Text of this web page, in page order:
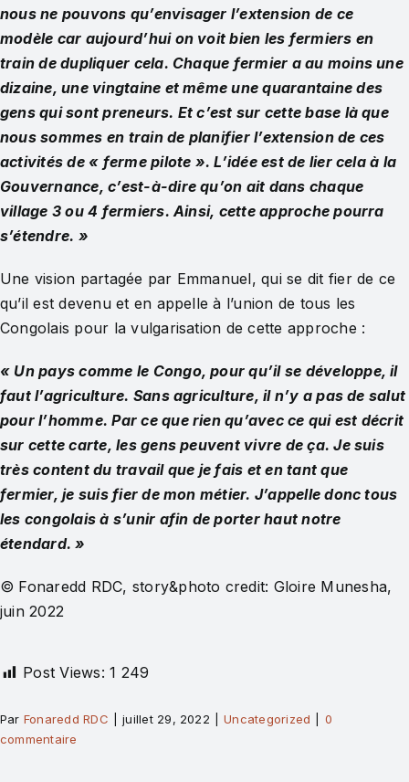
nous ne pouvons qu’envisager l’extension de ce
modèle car aujourd’hui on voit bien les fermiers en
train de dupliquer cela. Chaque fermier a au moins une
dizaine, une vingtaine et même une quarantaine des
gens qui sont preneurs. Et c’est sur cette base là que
nous sommes en train de planifier l’extension de ces
activités de « ferme pilote ». L’idée est de lier cela à la
Gouvernance, c’est-à-dire qu’on ait dans chaque
village 3 ou 4 fermiers. Ainsi, cette approche pourra
s’étendre. »
Une vision partagée par Emmanuel, qui se dit fier de ce
qu’il est devenu et en appelle à l’union de tous les
Congolais pour la vulgarisation de cette approche :
« Un pays comme le Congo, pour qu’il se développe, il
faut l’agriculture. Sans agriculture, il n’y a pas de salut
pour l’homme. Par ce que rien qu’avec ce qui est décrit
sur cette carte, les gens peuvent vivre de ça. Je suis
très content du travail que je fais et en tant que
fermier, je suis fier de mon métier. J’appelle donc tous
les congolais à s’unir afin de porter haut notre
étendard. »
© Fonaredd RDC, story&photo credit: Gloire Munesha,
juin 2022
Post Views: 1 249
Par Fonaredd RDC juillet 29, 2022 Uncategorized
0
commentaire